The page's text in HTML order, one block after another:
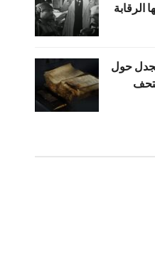
الرقابة
الجدل حول